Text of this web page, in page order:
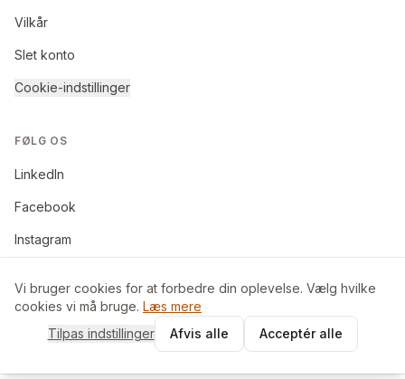
Vilkår
Slet konto
Cookie-indstillinger
FØLG OS
LinkedIn
Facebook
Instagram
©2026BoligByt ApS. Alle rettigheder forbeholdes.
Made in Denmark
Vi bruger cookies for at forbedre din oplevelse. Vælg hvilke
cookies vi må bruge. Læs mere
Tilpas indstillinger
Afvis alle Acceptér alle